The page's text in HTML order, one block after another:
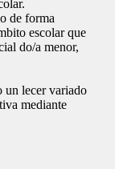
de forma
escolar que
do/a menor,
un lecer variado
mediante